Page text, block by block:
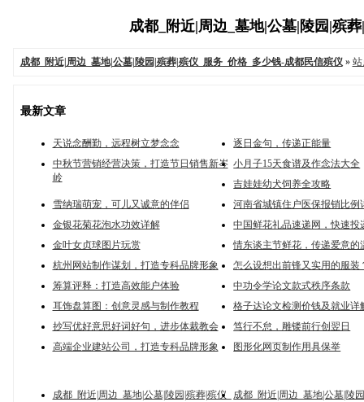
成都_附近|周边_墓地|公墓|陵园|殡
成都_附近|周边_墓地|公墓|陵园|殡葬|殡仪_服务_价格_多少钱-成都民信殡仪» 站
最新文章
天说念酬勤，远程树立梦念念
逐日金句，传递正能量
中秋节营销经营决策，打造节日销售新岑
岭
小月子15天食谱及作念法大全
吉娃娃幼犬饲养全攻略
雪纳瑞萌宠，可儿又诚意的伴侣
河南省城镇住户医保报销比例
金银花菊花泡水功效详解
中国鲜花礼品速递网，快速投
金叶女贞球图片玩赏
情东谈主节鲜花，传递爱意的
杭州网站制作谋划，打造专科品牌形象
怎么设想出前锋又实用的服装
筹算评释：打造高效能户体验
中功令学论文款式秩序条款
耳饰盘算图：创意灵感与制作教程
格子达论文检测价钱及就业详
抄写优好意思好词好句，进步体裁教会
笃行不怠，雕镂前行创翌日
高端企业建站公司，打造专科品牌形象
图形化网页制作用具保举
成都_附近|周边_墓地|公墓|陵园|殡葬|殡仪_
成都_附近|周边_墓地|公墓|陵